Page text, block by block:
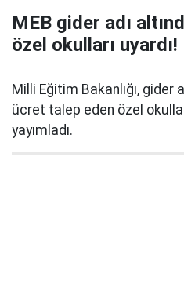
MEB gider adı
özel okulları uyardı!
Milli Eğitim Bakanlığı, gider
ücret talep eden özel
yayımladı.